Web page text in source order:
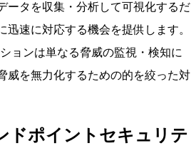
ータを収集・分析して可視化するだ
迅速に対応する機会を提供します。
ョンは単なる脅威の監視・検知に
威を無力化するための的を絞った対
ドポイントセキュリテ